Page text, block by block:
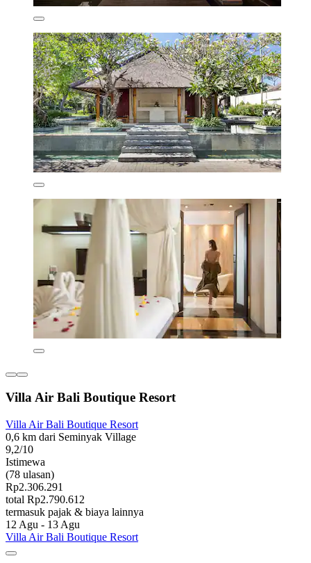
Villa Air Bali Boutique Resort
Villa Air Bali Boutique Resort
0,6 km dari Seminyak Village
9,2/10
Istimewa
(78 ulasan)
Rp2.306.291
total Rp2.790.612
termasuk pajak & biaya lainnya
12 Agu - 13 Agu
Villa Air Bali Boutique Resort